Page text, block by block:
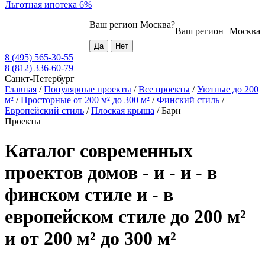
Льготная ипотека 6%
Москва
Ваш регион
Ваш регион Москва?
8 (495) 565-30-55
8 (812) 336-60-79
Санкт-Петербург
Главная /Популярные проекты /Все проекты /Уютные до 200
м² /Просторные от 200 м² до 300 м² /Финский стиль /
Европейский стиль /Плоская крыша /Барн
Проекты
Каталог современных
проектов домов - и - и - в
финском стиле и - в
европейском стиле до 200 м²
и от 200 м² до 300 м²